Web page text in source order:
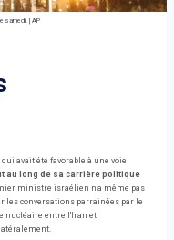
samedi. | AP
avait été favorable à une voie
au long de sa carrière politique
ministre israélien n'a même pas
les conversations parrainées par le
nucléaire entre l'Iran et